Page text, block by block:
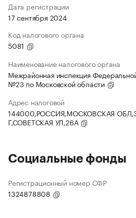
Дата регистрации
17 сентября 2024
Код налогового органа
5081
Наименование налогового органа
Межрайонная инспекция
№23 по Московской области
Адрес налоговой
144000,РОССИЯ,МОСКОВСКАЯ
Г,СОВЕТСКАЯ УЛ,26А
Социальные фонды
Регистрационный номер СФР
1324878808